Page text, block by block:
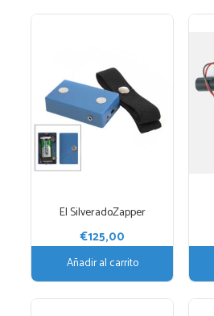
El SilveradoZapper
€125,00
Añadir al carrito